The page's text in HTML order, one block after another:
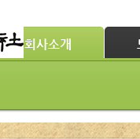
회사소개
판문의